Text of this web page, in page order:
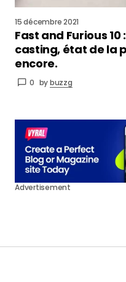
15 décembre 2021
Fast and Furious
casting, état de la
encore.
0 bybuzzg
Advertisement